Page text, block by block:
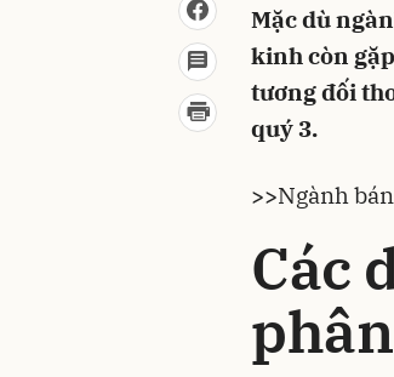
Mặc dù
kinh còn
tương đối
quý 3.
>>Ngành
Các